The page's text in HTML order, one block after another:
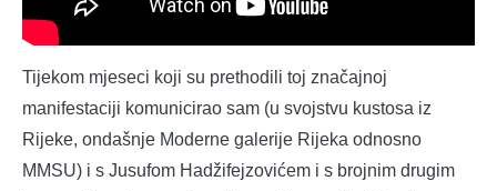
Tijekom mjeseci koji su prethodili toj značajnoj
manifestaciji komunicirao sam (u svojstvu kustosa iz
Rijeke, ondašnje Moderne galerije Rijeka odnosno
MMSU) i s Jusufom Hadžifejzovićem i s brojnim drugim